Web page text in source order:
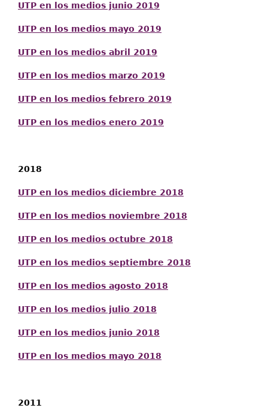
UTP en los medios junio 2019
UTP en los medios mayo 2019
UTP en los medios abril 2019
UTP en los medios marzo 2019
UTP en los medios febrero 2019
UTP en los medios enero 2019
2018
UTP en los medios diciembre 2018
UTP en los medios noviembre 2018
UTP en los medios octubre 2018
UTP en los medios septiembre 2018
UTP en los medios agosto 2018
UTP en los medios julio 2018
UTP en los medios junio 2018
UTP en los medios mayo 2018
2011